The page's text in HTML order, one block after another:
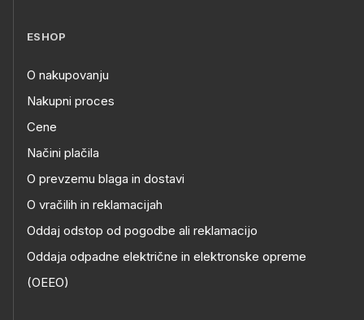
ESHOP
O nakupovanju
Nakupni proces
Cene
Načini plačila
O prevzemu blaga in dostavi
O vračilih in reklamacijah
Oddaj odstop od pogodbe ali reklamacijo
Oddaja odpadne električne in elektronske opreme
(OEEO)